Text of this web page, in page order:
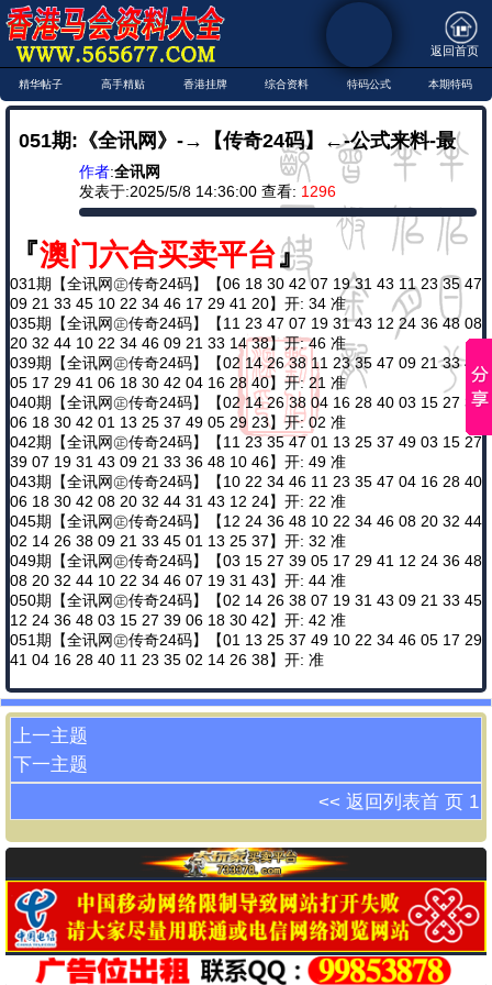
返回首页
精华帖子 高手精贴 香港挂牌 综合资料 特码公式 本期特码
051期:《全讯网》-→【传奇24码】←-公式来料-最
猛爆料←共同铲庄★期期实战
作者:全讯网
发表于:2025/5/8 14:36:00 查看: 1296
『澳门六合买卖平台』
031期【全讯网㊣传奇24码】【06 18 30 42 07 19 31 43 11 23 35 47
09 21 33 45 10 22 34 46 17 29 41 20】开: 34 准
035期【全讯网㊣传奇24码】【11 23 47 07 19 31 43 12 24 36 48 08
20 32 44 10 22 34 46 09 21 33 14 38】开: 46 准
039期【全讯网㊣传奇24码】【02 14 26 38 11 23 35 47 09 21 33 45
05 17 29 41 06 18 30 42 04 16 28 40】开: 21 准
040期【全讯网㊣传奇24码】【02 14 26 38 04 16 28 40 03 15 27 39
06 18 30 42 01 13 25 37 49 05 29 23】开: 02 准
042期【全讯网㊣传奇24码】【11 23 35 47 01 13 25 37 49 03 15 27
39 07 19 31 43 09 21 33 36 48 10 46】开: 49 准
043期【全讯网㊣传奇24码】【10 22 34 46 11 23 35 47 04 16 28 40
06 18 30 42 08 20 32 44 31 43 12 24】开: 22 准
045期【全讯网㊣传奇24码】【12 24 36 48 10 22 34 46 08 20 32 44
02 14 26 38 09 21 33 45 01 13 25 37】开: 32 准
049期【全讯网㊣传奇24码】【03 15 27 39 05 17 29 41 12 24 36 48
08 20 32 44 10 22 34 46 07 19 31 43】开: 44 准
050期【全讯网㊣传奇24码】【02 14 26 38 07 19 31 43 09 21 33 45
12 24 36 48 03 15 27 39 06 18 30 42】开: 42 准
051期【全讯网㊣传奇24码】【01 13 25 37 49 10 22 34 46 05 17 29
41 04 16 28 40 11 23 35 02 14 26 38】开: 准
上一主题
下一主题
<< 返回列表首 页 1